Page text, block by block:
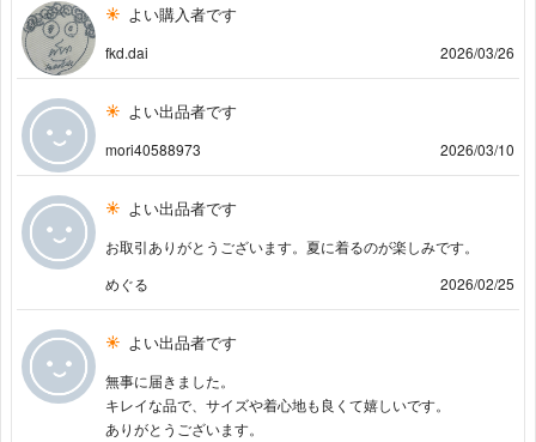
よい購入者です
fkd.dai 2026/03/26
よい出品者です
mori40588973 2026/03/10
よい出品者です
お取引ありがとうございます。夏に着るのが楽しみです。
めぐる
2026/02/25
よい出品者です
無事に届きました。
キレイな品で、サイズや着心地も良くて嬉しいです。
ありがとうございます。